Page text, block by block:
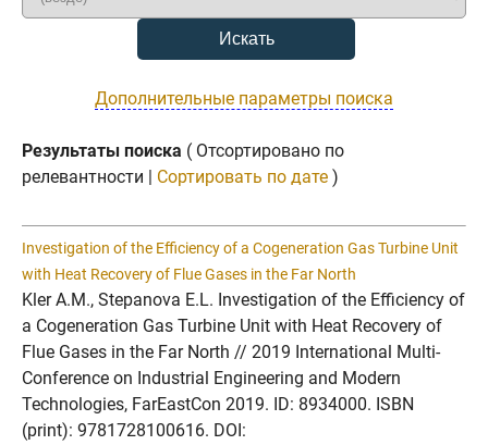
Дополнительные параметры поиска
Результаты поиска ( Отсортировано по
релевантности | Сортировать по дате )
Investigation of the Efficiency of a Cogeneration Gas Turbine Unit
with Heat Recovery of Flue Gases in the Far North
Kler A.M., Stepanova E.L. Investigation of the Efficiency of
a Cogeneration Gas Turbine Unit with Heat Recovery of
Flue Gases in the Far North // 2019 International Multi-
Conference on Industrial Engineering and Modern
Technologies, FarEastCon 2019. ID: 8934000. ISBN
(print): 9781728100616. DOI: